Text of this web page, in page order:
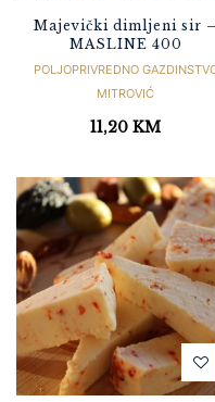
Majevički dimljeni sir –
MASLINE 400
POLJOPRIVREDNO
MITROVIĆ
11,20KM